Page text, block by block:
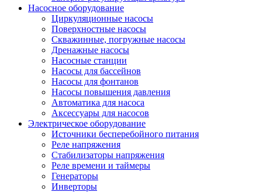
Насосное оборудование
Циркуляционные насосы
Поверхностные насосы
Скважинные, погружные насосы
Дренажные насосы
Насосные станции
Насосы для бассейнов
Насосы для фонтанов
Насосы повышения давления
Автоматика для насоса
Аксессуары для насосов
Электрическое оборудование
Источники бесперебойного питания
Реле напряжения
Стабилизаторы напряжения
Реле времени и таймеры
Генераторы
Инверторы